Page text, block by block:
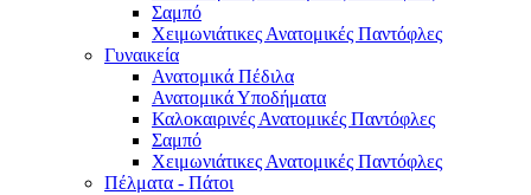
Σαμπό
Χειμωνιάτικες Ανατομικές Παντόφλες
Γυναικεία
Ανατομικά Πέδιλα
Ανατομικά Υποδήματα
Καλοκαιρινές Ανατομικές Παντόφλες
Σαμπό
Χειμωνιάτικες Ανατομικές Παντόφλες
Πέλματα - Πάτοι